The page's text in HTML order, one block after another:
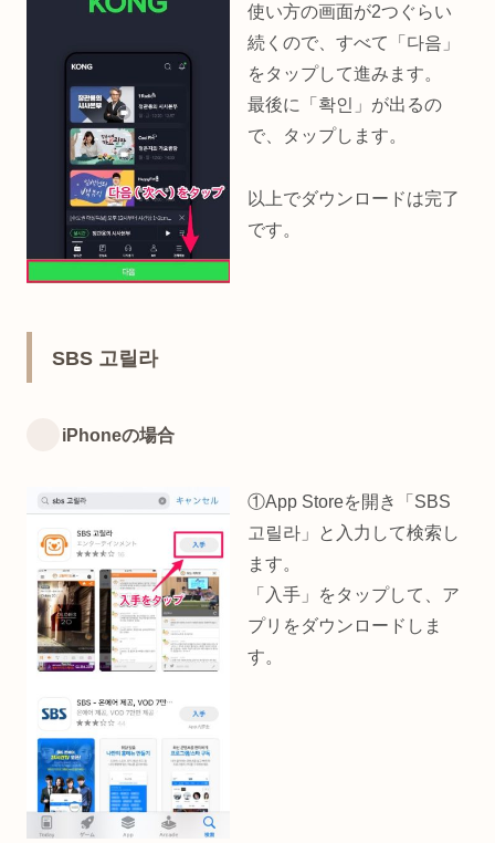
使い方の画面が2つぐらい
続くので、すべて「다음」
をタップして進みます。
最後に「확인」が出るの
で、タップします。
以上でダウンロードは完了
です。
SBS 고릴라
iPhoneの場合
①App Storeを開き「SBS
고릴라」と入力して検索し
ます。
「入手」をタップして、ア
プリをダウンロードしま
す。